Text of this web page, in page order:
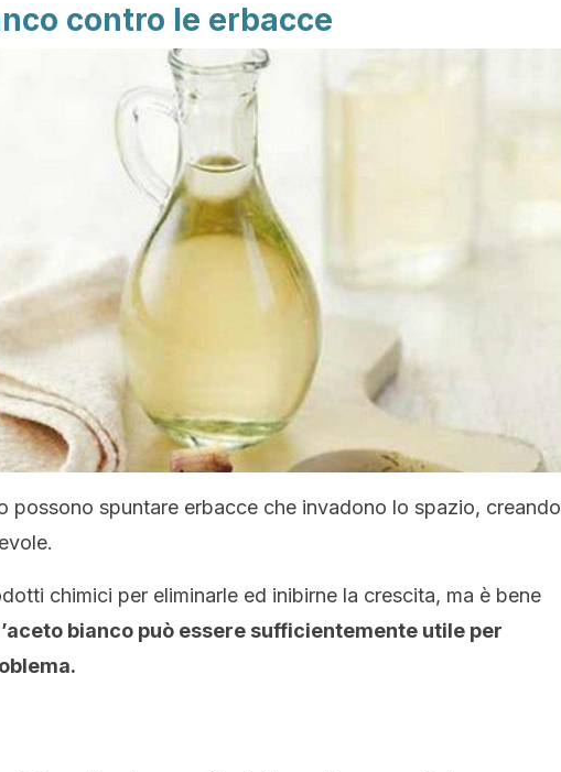
contro le erbacce
possono spuntare erbacce che invadono lo spazio, creando
chimici per eliminarle ed inibirne la crescita, ma è bene
bianco può essere sufficientemente utile per